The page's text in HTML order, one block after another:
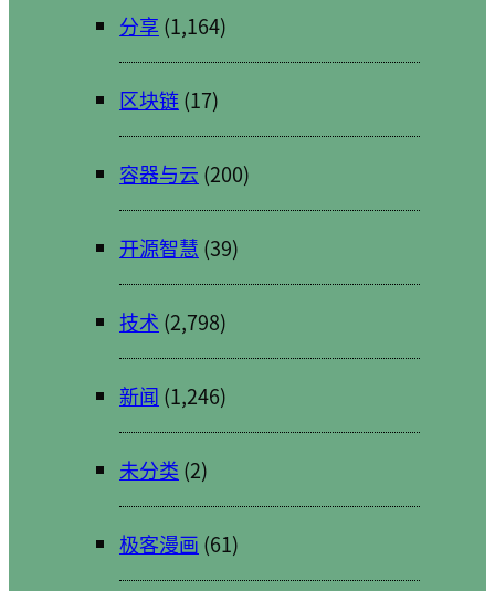
分享 (1,164)
区块链(17)
容器与云 (200)
开源智慧 (39)
技术 (2,798)
新闻 (1,246)
未分类 (2)
极客漫画 (61)